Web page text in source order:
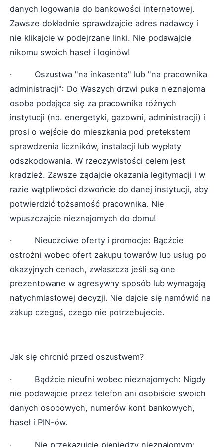
danych logowania do bankowości internetowej.
Zawsze dokładnie sprawdzajcie adres nadawcy i
nie klikajcie w podejrzane linki. Nie podawajcie
nikomu swoich haseł i loginów!
· Oszustwa "na inkasenta" lub "na pracownika
administracji": Do Waszych drzwi puka nieznajoma
osoba podająca się za pracownika różnych
instytucji (np. energetyki, gazowni, administracji) i
prosi o wejście do mieszkania pod pretekstem
sprawdzenia liczników, instalacji lub wypłaty
odszkodowania. W rzeczywistości celem jest
kradzież. Zawsze żądajcie okazania legitymacji i w
razie wątpliwości dzwońcie do danej instytucji, aby
potwierdzić tożsamość pracownika. Nie
wpuszczajcie nieznajomych do domu!
· Nieuczciwe oferty i promocje: Bądźcie
ostrożni wobec ofert zakupu towarów lub usług po
okazyjnych cenach, zwłaszcza jeśli są one
prezentowane w agresywny sposób lub wymagają
natychmiastowej decyzji. Nie dajcie się namówić na
zakup czegoś, czego nie potrzebujecie.
Jak się chronić przed oszustwem?
· Bądźcie nieufni wobec nieznajomych: Nigdy
nie podawajcie przez telefon ani osobiście swoich
danych osobowych, numerów kont bankowych,
haseł i PIN-ów.
· Nie przekazujcie pieniędzy nieznajomym: